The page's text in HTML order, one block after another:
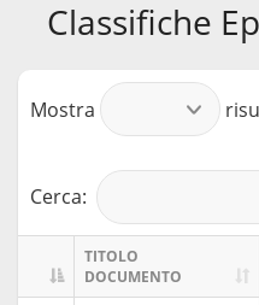
Classifiche
Mostra
Cerca:
TITOLO
DOCUMENTO